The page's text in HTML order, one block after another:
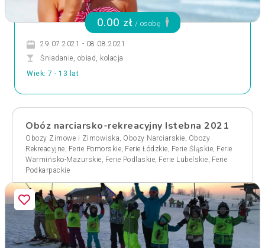
0.00 zł / osobę
29.07.2021 - 08.08.2021
Śniadanie, obiad, kolacja
Wiek: 7 - 13 lat
Obóz narciarsko-rekreacyjny Istebna 2021
Obozy Zimowe i Zimowiska, Obozy Narciarskie, Obozy
Rekreacyjne, Ferie Pomorskie, Ferie Łódzkie, Ferie Śląskie, Ferie
Warmińsko-Mazurskie, Ferie Podlaskie, Ferie Lubelskie, Ferie
Podkarpackie